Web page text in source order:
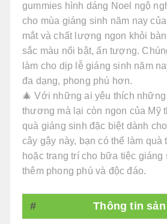
gummies hình dáng Noel ngộ
cho mùa giáng sinh năm nay
mắt và chất lượng ngon khỏi
sắc màu nổi bật, ấn tượng.
làm cho dịp lễ giáng sinh năm
đa dạng, phong phú hơn.
🎄 Với những ai yêu thích những
thương mà lại còn ngon của Mỹ
quà giáng sinh đặc biệt dành
cây gậy này, bạn có thể làm quà
hoặc trang trí cho bữa tiệc giáng
thêm phong phú và độc đáo.
# Thông tin